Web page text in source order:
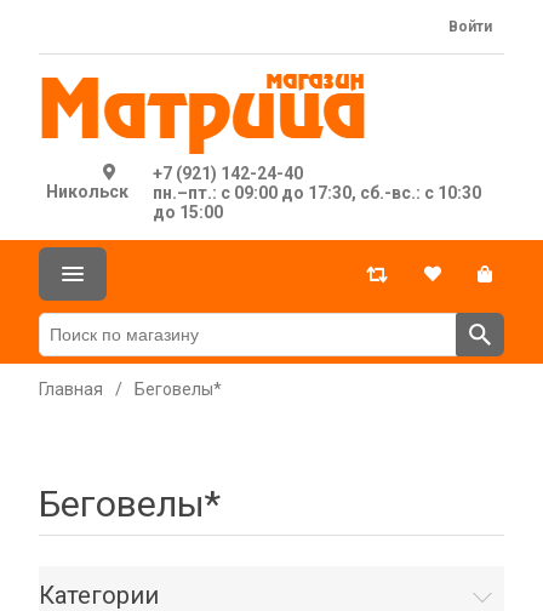
Никольск
+7 (921) 142-24-40
пн.–пт.: с 09:00 до 17:30, сб.-вс.: с 10:30
до 15:00
Войти
Главная / Беговелы*
Беговелы*
Категории